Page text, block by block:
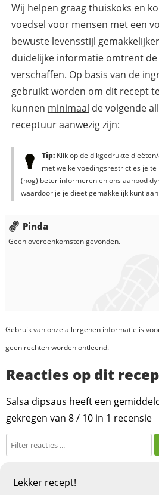
Wij helpen graag thuiskoks en
voedsel voor mensen met een
bewuste levensstijl
duidelijke informatie omtrent
verschaffen. Op basis van de
gebruikt worden om dit recept
kunnen minimaal de volgende
receptuur aanwezig zijn:
Tip:Klik op de dikgedrukte
met welke voedingsrestricties je te
(nog) beter informeren en ons aanbod
waardoor je je dieët gemakkelijk kunt
Pinda
Geen overeenkomsten gevonden.
Gebruik van onze allergenen informatie is
geen rechten worden ontleend.
Reacties op dit
Salsa dipsaus heeft een
gekregen van 8/ 10 in 1 recensie
Lekker recept!